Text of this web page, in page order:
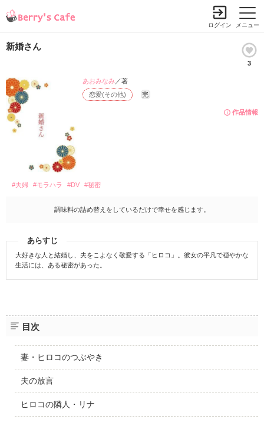
メニュー
ログイン
新婚さん
3
作品情報
恋愛(その他) 完
あおみなみ／著
#夫婦 #モラハラ #DV #秘密
調味料の詰め替えをしているだけで幸せを感じます。
あらすじ
大好きな人と結婚し、夫をこよなく敬愛する「ヒロコ」。彼女の平凡で穏やかな
生活には、ある秘密があった。
目次
妻・ヒロコのつぶやき
夫の放言
ヒロコの隣人・リナ